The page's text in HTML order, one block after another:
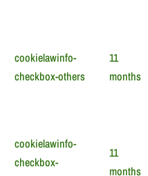
cookielawinfo-
checkbox-others
11
months
cookielawinfo-
checkbox-
11
months